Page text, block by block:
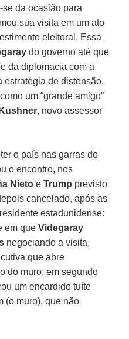
se da ocasião para
sua visita em um ato
eleitoral. Essa
do governo até que
da diplomacia com a
estratégia de distensão.
um “grande amigo”
, novo assessor
o país nas garras do
o encontro, nos
Nieto eTrump previsto
cancelado, após as
estadunidense:
em queVidegaray
negociando a visita,
que abre
do muro; em segundo
um encardido tuíte
(o muro), que não